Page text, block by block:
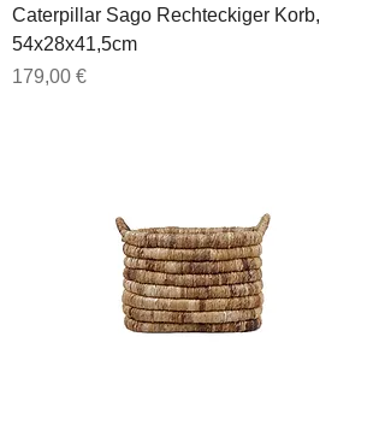
Caterpillar Sago Rechteckiger Korb,
54x28x41,5cm
Preis
179,00 €